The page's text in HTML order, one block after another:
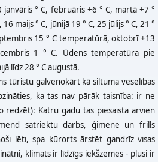
° C, februāris +6 ° C, martā +7 °
maijs ° C, jūnijā 19 ° C, 25 jūlijs ° C, 21 °
15 ° C temperatūrā, oktobrī +13
1 ° C. Ūdens temperatūra pie
līdz 28 ° C augustā.
tūristu galvenokārt kā siltuma veselības
ka tas nav pārāk taisnība: ir ne
redzēt): Katru gadu tas piesaista arvien
satriektu darbs, ģimene un frills
lēti, spa kūrorts ārstēt gandrīz visas
klimats ir līdzīgs iekšzemes - plusi ir